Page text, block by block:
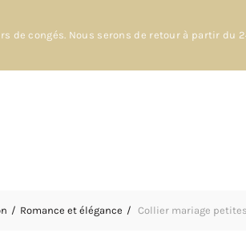
de congés. Nous serons de retour à partir
Romance et élégance Collier mariage